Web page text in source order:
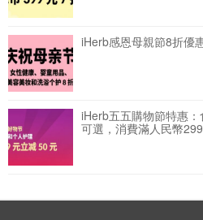
iHerb感恩母親節8折優
iHerb五五購物節特惠
可選，消費滿人民幣